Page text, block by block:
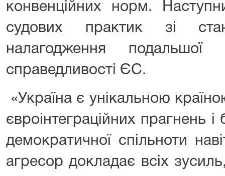
конвенційних норм.
судових практик зі
налагодження
справедливості ЄС.
«Україна є унікальною
євроінтеграційних прагнень
демократичної спільноти
агресор докладає всіх